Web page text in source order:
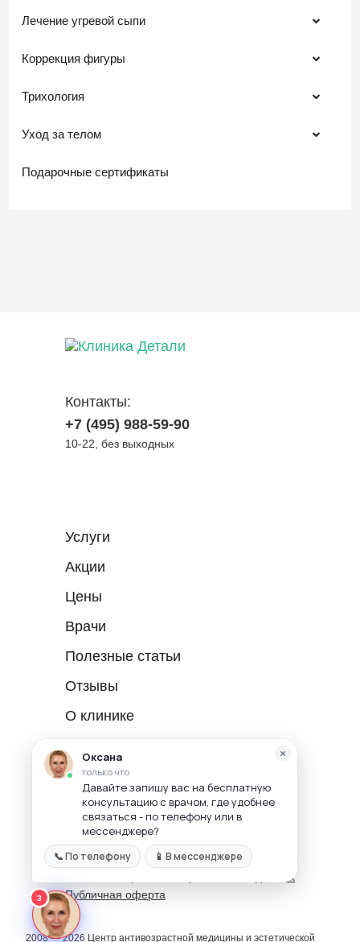
Лечение угревой сыпи
Коррекция фигуры
Трихология
Уход за телом
Подарочные сертификаты
Контакты:
+7 (495) 988-59-90
10-22, без выходных
Услуги
Акции
Цены
Врачи
Полезные статьи
Отзывы
О клинике
Реквизиты: ООО "Бьюти" ИНН 7727592024,
ОГРН 1067758592263
Лицензия № ЛО-77-01-000342 от
22.07.2008г.
Адрес: г. Москва, ул. Винокурова, д.2
Политика конфиденциальности
Политика обработки персональных данных
Публичная оферта
2008 — 2026 Центр антивозрастной медицины и эстетической